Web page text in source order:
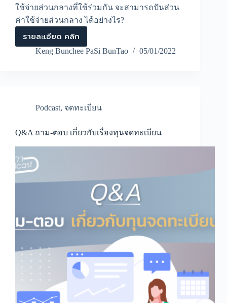
ใช้จ่ายส่วนกลางที่ใช้ร่วมกัน จะสามารถปันส่วน
ค่าใช้จ่ายส่วนกลาง ได้อย่างไร?
รายละเอียด คลิก
หลัก
การ
ปัน
ส่วน
กลาง
Keng Bunchee PaSi BunTao 05/01/2022
Podcast, จดทะเบียน
Q&A ถาม-ตอบ เกี่ยวกับเรื่องทุนจดทะเบียน